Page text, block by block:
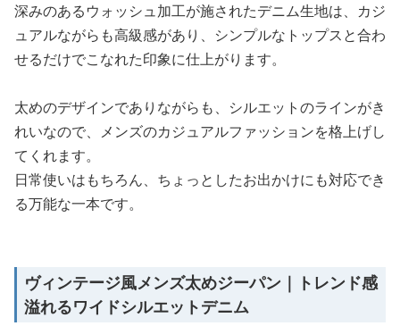
深みのあるウォッシュ加工が施されたデニム生地は、カジ
ュアルながらも高級感があり、シンプルなトップスと合わ
せるだけでこなれた印象に仕上がります。
太めのデザインでありながらも、シルエットのラインがき
れいなので、メンズのカジュアルファッションを格上げし
てくれます。
日常使いはもちろん、ちょっとしたお出かけにも対応でき
る万能な一本です。
ヴィンテージ風メンズ太めジーパン｜トレンド感
溢れるワイドシルエットデニム